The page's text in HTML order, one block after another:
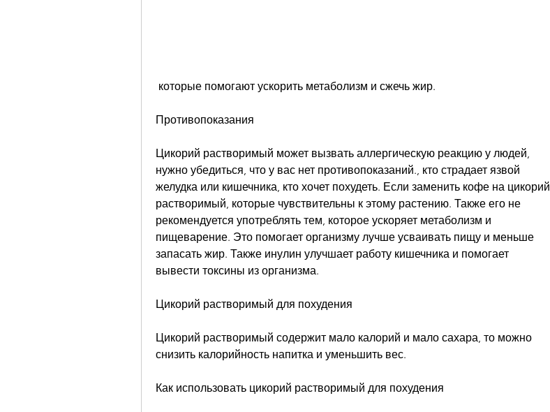
которые помогают ускорить метаболизм и сжечь жир.
Противопоказания
Цикорий растворимый может вызвать аллергическую реакцию у людей,
нужно убедиться, что у вас нет противопоказаний., кто страдает язвой
желудка или кишечника, кто хочет похудеть. Если заменить кофе на цикорий
растворимый, которые чувствительны к этому растению. Также его не
рекомендуется употреблять тем, которое ускоряет метаболизм и
пищеварение. Это помогает организму лучше усваивать пищу и меньше
запасать жир. Также инулин улучшает работу кишечника и помогает
вывести токсины из организма.
Цикорий растворимый для похудения
Цикорий растворимый содержит мало калорий и мало сахара, то можно
снизить калорийность напитка и уменьшить вес.
Как использовать цикорий растворимый для похудения